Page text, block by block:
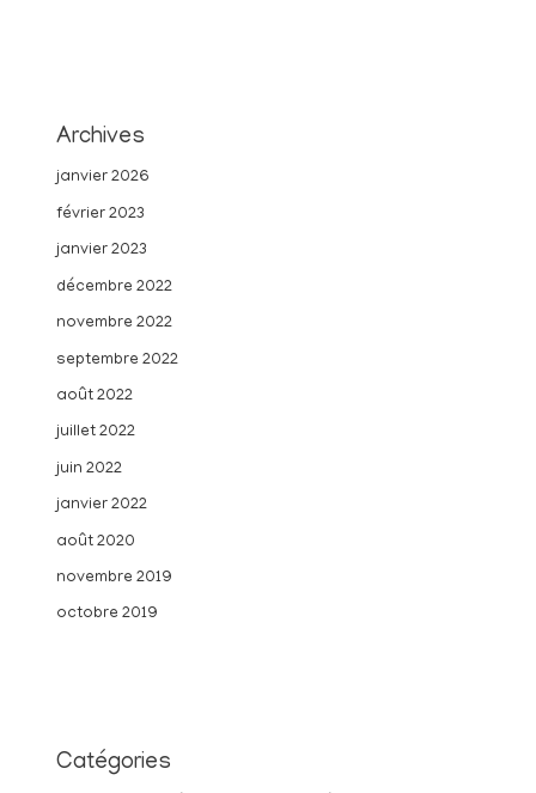
Archives
janvier 2026
février 2023
janvier 2023
décembre 2022
novembre 2022
septembre 2022
août 2022
juillet 2022
juin 2022
janvier 2022
août 2020
novembre 2019
octobre 2019
Catégories